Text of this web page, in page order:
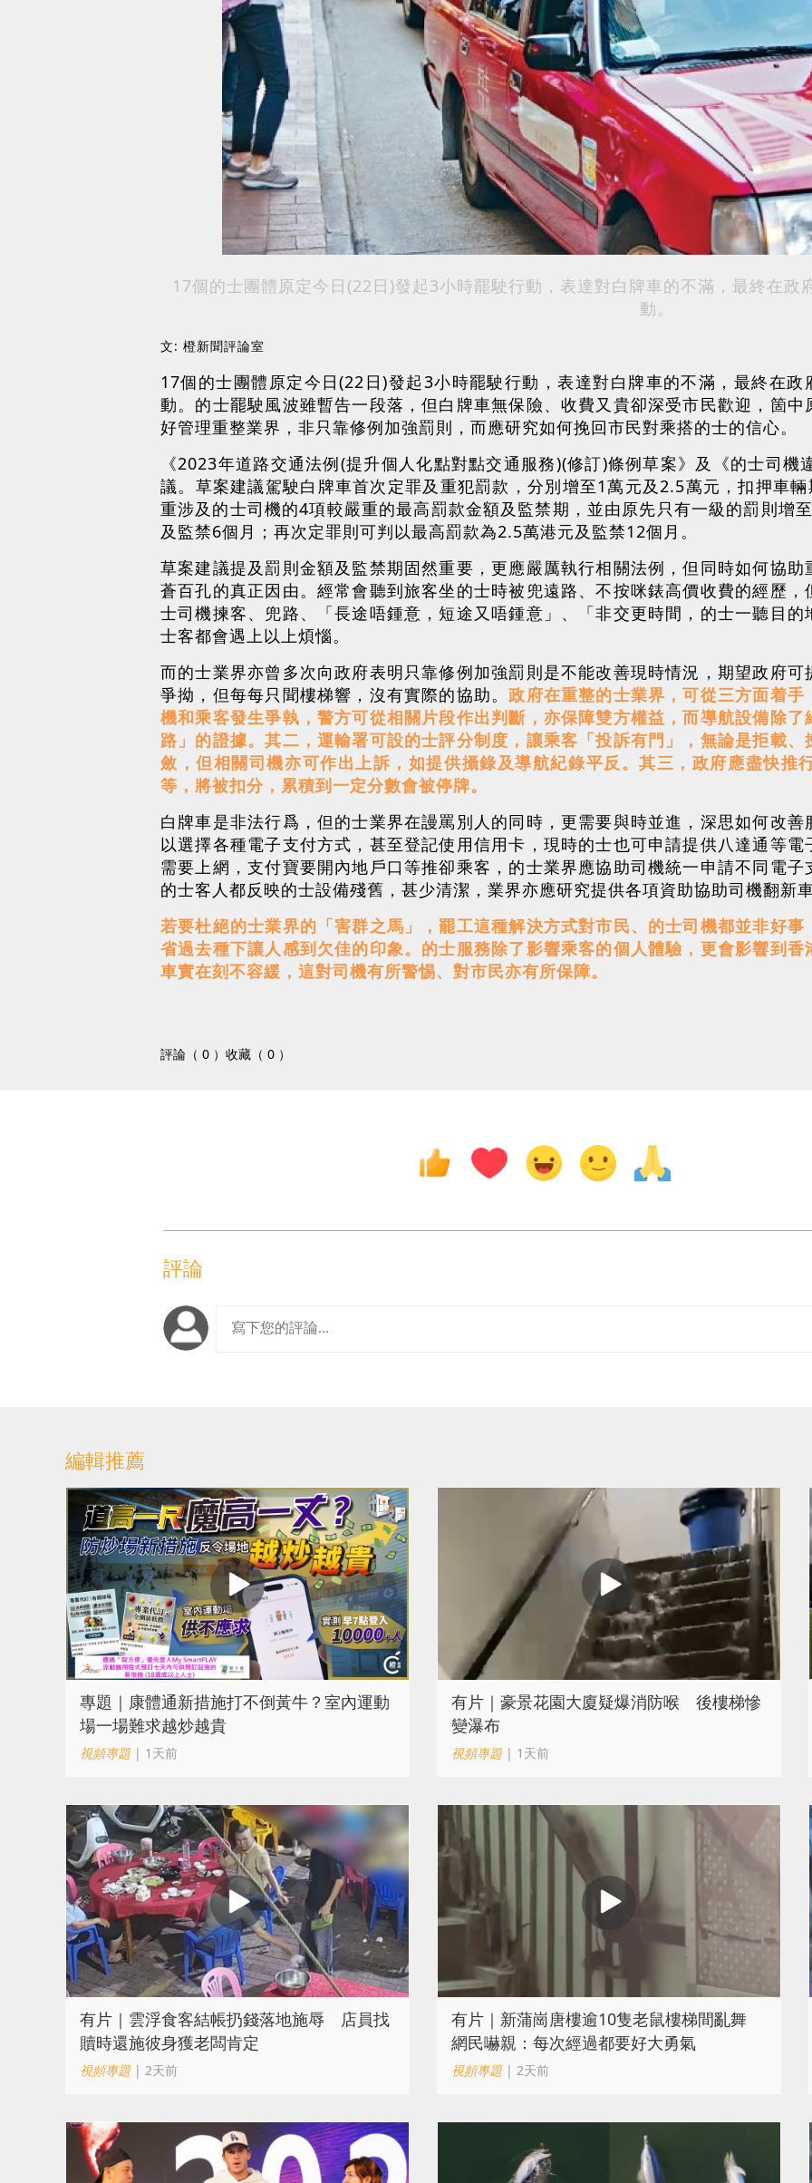
17個的士團體原定今日(22日)發起3小時罷駛行動，表達對白牌車的不滿，最終在
動。
文: 橙新聞評論室
17個的士團體原定今日(22日)發起3小時罷駛行動，表達對白牌車的不滿，最終在
動。的士罷駛風波雖暫告一段落，但白牌車無保險、收費又貴卻深受市民歡迎，箇
好管理重整業界，非只靠修例加強罰則，而應研究如何挽回市民對乘搭的士的信心。
《2023年道路交通法例(提升個人化點對點交通服務)(修訂)條例草案》及《的士司
議。草案建議駕駛白牌車首次定罪及重犯罰款，分別增至1萬元及2.5萬元，扣押車
重涉及的士司機的4項較嚴重的最高罰款金額及監禁期，並由原先只有一級的罰則增
及監禁6個月；再次定罪則可判以最高罰款為2.5萬港元及監禁12個月。
草案建議提及罰則金額及監禁期固然重要，更應嚴厲執行相關法例，但同時如何協
蒼百孔的真正因由。經常會聽到旅客坐的士時被兜遠路、不按咪錶高價收費的經歷
士司機揀客、兜路、「長途唔鍾意，短途又唔鍾意」、「非交更時間，的士一聽目
士客都會遇上以上煩惱。
而的士業界亦曾多次向政府表明只靠修例加強罰則是不能改善現時情況，期望政府
爭拗，但每每只聞樓梯響，沒有實際的協助。政府在重整的士業界，可從三方面着
機和乘客發生爭執，警方可從相關片段作出判斷，亦保障雙方權益，而導航設備除
路」的證據。其二，運輸署可設的士評分制度，讓乘客「投訴有門」，無論是拒載
斂，但相關司機亦可作出上訴，如提供攝錄及導航紀錄平反。其三，政府應盡快推
等，將被扣分，累積到一定分數會被停牌。
白牌車是非法行爲，但的士業界在謾罵別人的同時，更需要與時並進，深思如何改
以選擇各種電子支付方式，甚至登記使用信用卡，現時的士也可申請提供八達通等
需要上網，支付寶要開內地戶口等推卻乘客，的士業界應協助司機統一申請不同電
的士客人都反映的士設備殘舊，甚少清潔，業界亦應研究提供各項資助協助司機翻新
若要杜絕的士業界的「害群之馬」，罷工這種解決方式對市民、的士司機都並非好
省過去種下讓人感到欠佳的印象。的士服務除了影響乘客的個人體驗，更會影響到
車實在刻不容緩，這對司機有所警惕、對市民亦有所保障。
評論（ 0 ） 收藏（ 0 ）
評論
編輯推薦
專題｜康體通新措施打不倒黃牛？室內運動
場一場難求越炒越貴
視頻專題| 1天前
有片｜豪景花園大廈疑爆消防喉 後樓梯慘
變瀑布
視頻專題| 1天前
​有片｜雲浮食客結帳扔錢落地施辱 店員找
贖時還施彼身獲老闆肯定
視頻專題| 2天前
有片｜新蒲崗唐樓逾10隻老鼠樓梯間亂舞
網民嚇親：每次經過都要好大勇氣
視頻專題| 2天前